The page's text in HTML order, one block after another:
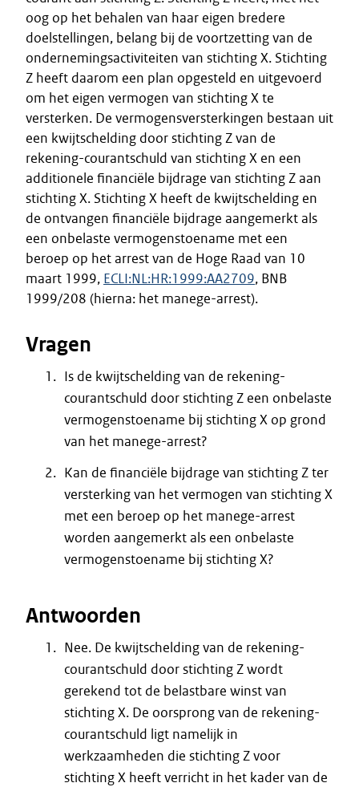
oog op het behalen van haar eigen bredere
doelstellingen, belang bij de voortzetting van de
ondernemingsactiviteiten van stichting X. Stichting
Z heeft daarom een plan opgesteld en uitgevoerd
om het eigen vermogen van stichting X te
versterken. De vermogensversterkingen bestaan uit
een kwijtschelding door stichting Z van de
rekening-courantschuld van stichting X en een
additionele financiële bijdrage van stichting Z aan
stichting X. Stichting X heeft de kwijtschelding en
de ontvangen financiële bijdrage aangemerkt als
een onbelaste vermogenstoename met een
beroep op het arrest van de Hoge Raad van 10
maart 1999, ECLI:NL:HR:1999:AA2709, BNB
1999/208 (hierna: het manege-arrest).
Vragen
Is de kwijtschelding van de rekening-
courantschuld door stichting Z een onbelaste
vermogenstoename bij stichting X op grond
van het manege-arrest?
Kan de financiële bijdrage van stichting Z ter
versterking van het vermogen van stichting X
met een beroep op het manege-arrest
worden aangemerkt als een onbelaste
vermogenstoename bij stichting X?
Antwoorden
Nee. De kwijtschelding van de rekening-
courantschuld door stichting Z wordt
gerekend tot de belastbare winst van
stichting X. De oorsprong van de rekening-
courantschuld ligt namelijk in
werkzaamheden die stichting Z voor
stichting X heeft verricht in het kader van de